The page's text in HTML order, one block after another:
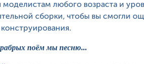
моделистам любого возраста и
сборки, чтобы вы смогли
конструирования.
поём мы песню...